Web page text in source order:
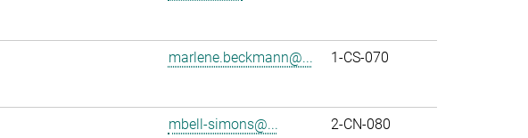
marlene.beckmann@... 1-CS-070
mbell-simons@... 2-CN-080